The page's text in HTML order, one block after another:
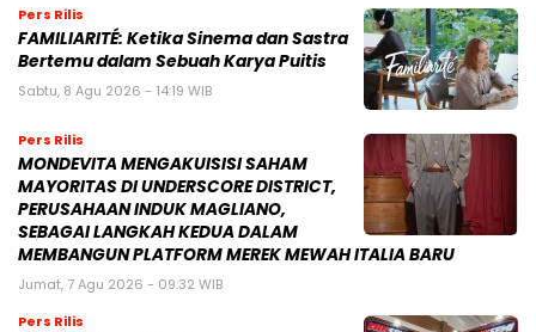
Pers Rilis
FAMILIARITÉ: Ketika Sinema dan Sastra
Bertemu dalam Sebuah Karya Puitis
Sabtu, 8 Agu 2026 - 14:19 WIB
Pers Rilis
MONDEVITA MENGAKUISISI SAHAM
MAYORITAS DI UNDERSCORE DISTRICT,
PERUSAHAAN INDUK MAGLIANO,
SEBAGAI LANGKAH KEDUA DALAM
MEMBANGUN PLATFORM MEREK MEWAH ITALIA BARU
Jumat, 7 Agu 2026 - 09:32 WIB
Pers Rilis